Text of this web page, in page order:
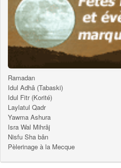
Ramadan
Idul Adhâ (Tabaski)
Idul Fitr (Korité)
Laylatul Qadr
Yawma Ashura
Isra Wal Mihrâj
Nisfu Sha bân
Pèlerinage à la Mecque